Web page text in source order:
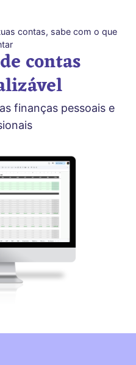
contas, sabe com o que
contas
finanças pessoais e